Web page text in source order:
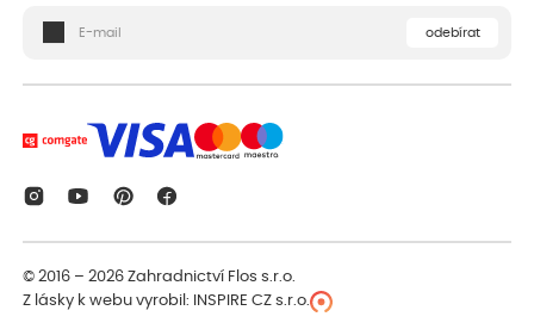
odebírat
© 2016 – 2026Zahradnictví Flos s.r.o.
Z lásky k webu vyrobil:
INSPIRE CZ s.r.o.